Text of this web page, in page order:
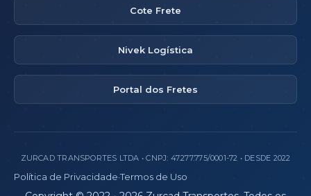
Cote Frete
Nivek Logística
Portal dos Fretes
ZURCAD TRANSPORTES LTDA • CNPJ: 47.277.775/0001-72 • DESDE 2022
Política de Privacidade·Termos de Uso